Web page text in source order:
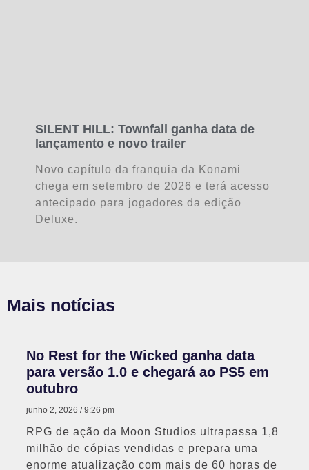
SILENT HILL: Townfall ganha data de
lançamento e novo trailer
Novo capítulo da franquia da Konami
chega em setembro de 2026 e terá acesso
antecipado para jogadores da edição
Deluxe.
Mais notícias
No Rest for the Wicked ganha data
para versão 1.0 e chegará ao PS5 em
outubro
junho 2, 2026 9:26 pm
RPG de ação da Moon Studios ultrapassa 1,8
milhão de cópias vendidas e prepara uma
enorme atualização com mais de 60 horas de